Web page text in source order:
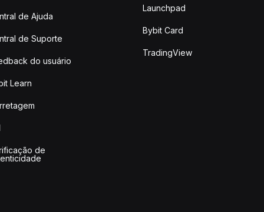
de Ajuda
de Suporte
do usuário
Learn
de
Launchpad
Bybit Card
TradingView